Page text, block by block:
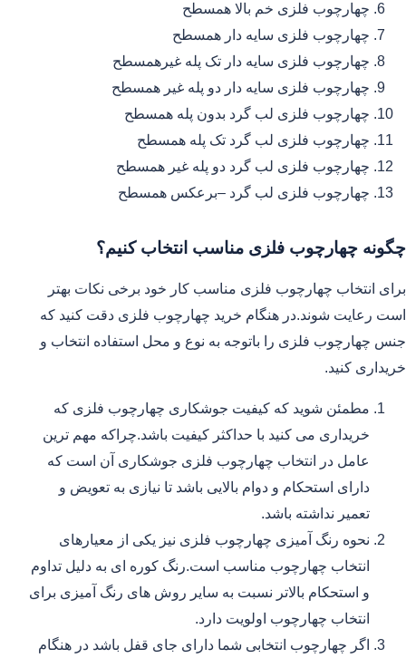
چهارچوب فلزی خم بالا همسطح
چهارچوب فلزی سایه دار همسطح
چهارچوب فلزی سایه دار تک پله غیرهمسطح
چهارچوب فلزی سایه دار دو پله غیر همسطح
چهارچوب فلزی لب گرد بدون پله همسطح
چهارچوب فلزی لب گرد تک پله همسطح
چهارچوب فلزی لب گرد دو پله غیر همسطح
چهارچوب فلزی لب گرد –برعکس همسطح
چگونه چهارچوب فلزی مناسب انتخاب کنیم؟
برای انتخاب چهارچوب فلزی مناسب کار خود برخی نکات بهتر
است رعایت شوند.در هنگام خرید چهارچوب فلزی دقت کنید که
جنس چهارچوب فلزی را باتوجه به نوع و محل استفاده انتخاب و
خریداری کنید.
مطمئن شوید که کیفیت جوشکاری چهارچوب فلزی که
خریداری می کنید با حداکثر کیفیت باشد.چراکه مهم ترین
عامل در انتخاب چهارچوب فلزی جوشکاری آن است که
دارای استحکام و دوام بالایی باشد تا نیازی به تعویض و
تعمیر نداشته باشد.
نحوه رنگ آمیزی چهارچوب فلزی نیز یکی از معیارهای
انتخاب چهارچوب مناسب است.رنگ کوره ای به دلیل تداوم
و استحکام بالاتر نسبت به سایر روش های رنگ آمیزی برای
انتخاب چهارچوب اولویت دارد.
اگر چهارچوب انتخابی شما دارای جای قفل باشد در هنگام